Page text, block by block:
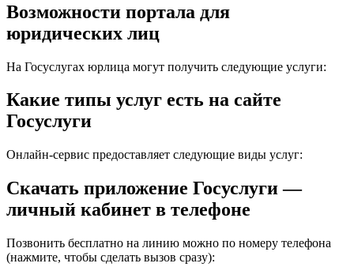
Возможности портала для
юридических лиц
На Госуслугах юрлица могут получить следующие услуги:
Какие типы услуг есть на сайте
Госуслуги
Онлайн-сервис предоставляет следующие виды услуг:
Скачать приложение Госуслуги —
личный кабинет в телефоне
Позвонить бесплатно на линию можно по номеру телефона
(нажмите, чтобы сделать вызов сразу):